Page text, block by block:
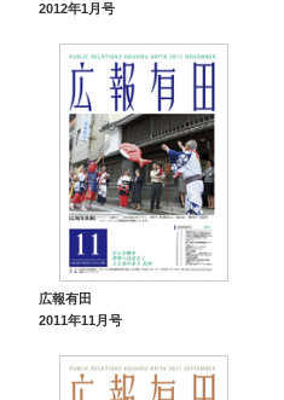
2012年1月号
広報有田
2011年11月号